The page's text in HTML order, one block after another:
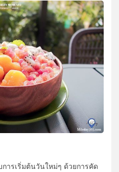
การเริ่มต้นวันใหม่ๆ ด้วยการคัด